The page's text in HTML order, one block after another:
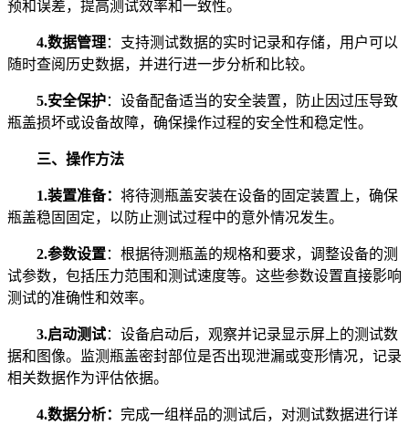
预和误差，提高测试效率和一致性。
4.数据管理：支持测试数据的实时记录和存储，用户可以
随时查阅历史数据，并进行进一步分析和比较。
5.安全保护：设备配备适当的安全装置，防止因过压导致
瓶盖损坏或设备故障，确保操作过程的安全性和稳定性。
三、操作方法
1.装置准备： 将待测瓶盖安装在设备的固定装置上，确保
瓶盖稳固固定，以防止测试过程中的意外情况发生。
2.参数设置：根据待测瓶盖的规格和要求，调整设备的测
试参数，包括压力范围和测试速度等。这些参数设置直接影响
测试的准确性和效率。
3.启动测试：设备启动后，观察并记录显示屏上的测试数
据和图像。监测瓶盖密封部位是否出现泄漏或变形情况，记录
相关数据作为评估依据。
4.数据分析： 完成一组样品的测试后，对测试数据进行详